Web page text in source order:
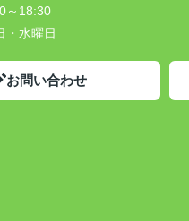
～18:30
・水曜日
お問い合わせ